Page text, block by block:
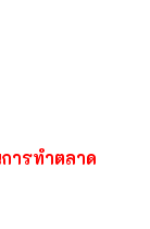
ารทำตลาด